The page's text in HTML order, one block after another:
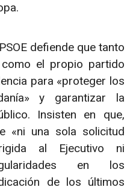
defiende que tanto
el propio partido
para «proteger los
y garantizar la
Insisten en que,
«ni una sola solicitud
al Ejecutivo ni
en los
de los últimos